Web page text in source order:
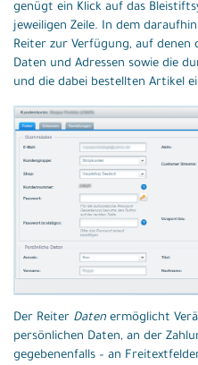
genügt ein Klick auf das
jeweiligen Zeile. In dem
Reiter zur Verfügung, auf
Daten und Adressen sowie die
und die dabei bestellten Artikel
Der Reiter Daten ermöglicht
persönlichen Daten, an der
gegebenenfalls – an